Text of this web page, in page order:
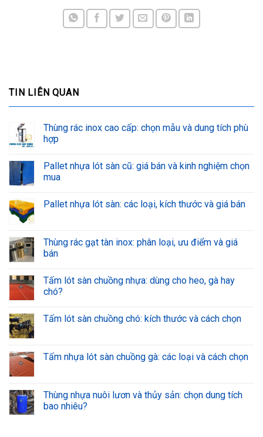
TIN LIÊN QUAN
Thùng rác inox cao cấp: chọn mẫu và dung tích phù
hợp
Pallet nhựa lót sàn cũ: giá bán và kinh nghiệm chọn
mua
Pallet nhựa lót sàn: các loại, kích thước và giá bán
Thùng rác gạt tàn inox: phân loại, ưu điểm và giá
bán
Tấm lót sàn chuồng nhựa: dùng cho heo, gà hay
chó?
Tấm lót sàn chuồng chó: kích thước và cách chọn
Tấm nhựa lót sàn chuồng gà: các loại và cách chọn
Thùng nhựa nuôi lươn và thủy sản: chọn dung tích
bao nhiêu?